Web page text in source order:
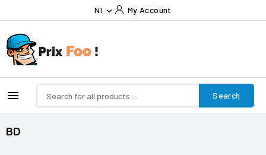
Nl  My Account
 Search
BD